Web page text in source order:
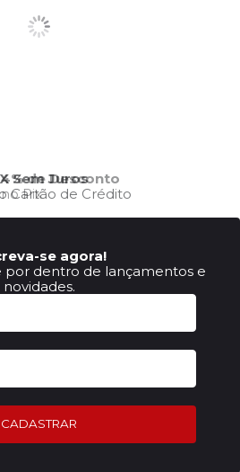
Sem Juros
Cartão de Crédito
se agora!
por dentro de lançamentos e
novidades.
CADASTRAR